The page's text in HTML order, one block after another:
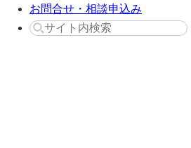
お問合せ・相談申込み